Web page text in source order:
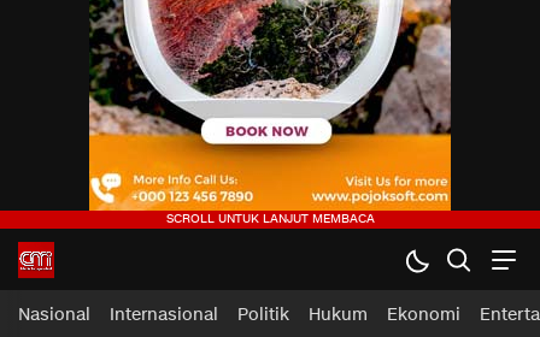
Nasional Internasional Politik Hukum Ekonomi